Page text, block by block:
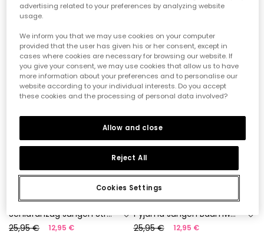
39,95 €
39,95 €
-50%
Schlafanzug Jungen Strick Musikinstrumente
25,95 €
12,95 €
-50%
Pyjama Jungen Baumwolle kurze Ärmel
25,95 €
12,95 €
advertising related to your preferences by analyzing website
usage.
We inform you that we may use cookies on your computer
provided that the user has given his or her consent, except in
cases where cookies are necessary for browsing our website. If
you give your consent, we may use cookies that allow us to have
more information about your preferences and to personalise our
website according to your individual interests. Do you accept
these cookies and the processing of personal data involved?
Cookies Settings
Reject All
Allow and close